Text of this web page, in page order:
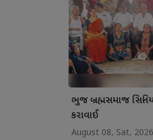
ભુજ બ્રહ્મસમાજ
કરાવાઈ
August 08, Sat, 2026